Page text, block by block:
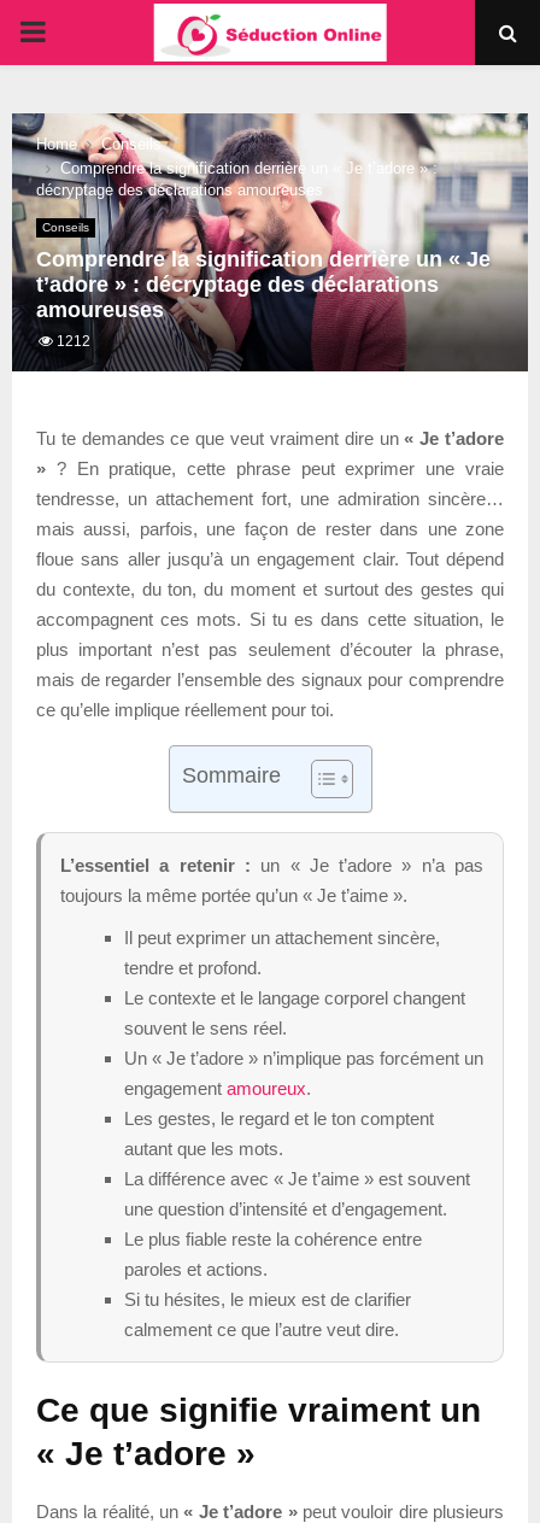
PRIMARY
Home
Conseils
Comprendre la signification derrière un « Je t’adore » :
décryptage des déclarations amoureuses
Conseils
Comprendre la signification derrière un « Je
t’adore » : décryptage des déclarations
amoureuses
1212
Tu te demandes ce que veut vraiment dire un« Je t’adore
» ? En pratique, cette phrase peut exprimer une vraie
tendresse, un attachement fort, une admiration sincère…
mais aussi, parfois, une façon de rester dans une zone
floue sans aller jusqu’à un engagement clair. Tout dépend
du contexte, du ton, du moment et surtout des gestes qui
accompagnent ces mots. Si tu es dans cette situation, le
plus important n’est pas seulement d’écouter la phrase,
mais de regarder l’ensemble des signaux pour comprendre
ce qu’elle implique réellement pour toi.
Sommaire
L’essentiel a retenir : un « Je t’adore » n’a pas
toujours la même portée qu’un « Je t’aime ».
Il peut exprimer un attachement sincère,
tendre et profond.
Le contexte et le langage corporel changent
souvent le sens réel.
Un « Je t’adore » n’implique pas forcément un
engagement amoureux.
Les gestes, le regard et le ton comptent
autant que les mots.
La différence avec « Je t’aime » est souvent
une question d’intensité et d’engagement.
Le plus fiable reste la cohérence entre
paroles et actions.
Si tu hésites, le mieux est de clarifier
calmement ce que l’autre veut dire.
Ce que signifie vraiment un
« Je t’adore »
Dans la réalité, un« Je t’adore »peut vouloir dire plusieurs